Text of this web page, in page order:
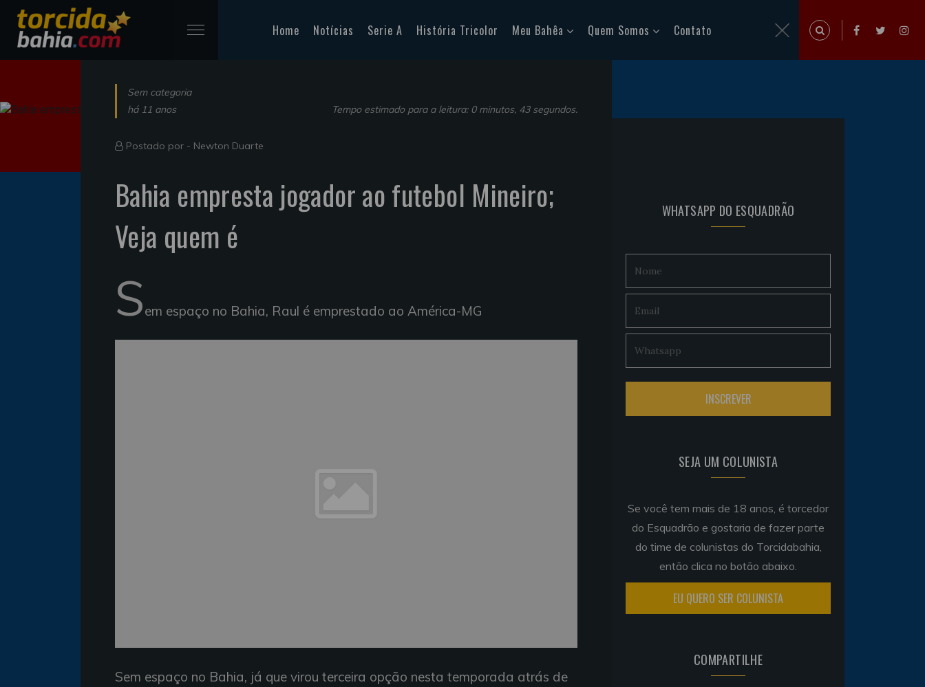
Home Notícias Serie A História Tricolor Meu Bahêa Quem Somos Contato
Sem categoria
há 11 anos
Tempo estimado para a leitura: 0 minutos, 43 segundos.
Postado por - Newton Duarte
Bahia empresta jogador ao futebol Mineiro;
Veja quem é
Sem espaço no Bahia, Raul é emprestado ao América-MG
Sem espaço no Bahia, já que virou terceira opção nesta temporada atrás de
WHATSAPP DO ESQUADRÃO
SEJA UM COLUNISTA
Se você tem mais de 18 anos, é torcedor
do Esquadrão e gostaria de fazer parte
do time de colunistas do Torcidabahia,
então clica no botão abaixo.
EU QUERO SER COLUNISTA
COMPARTILHE